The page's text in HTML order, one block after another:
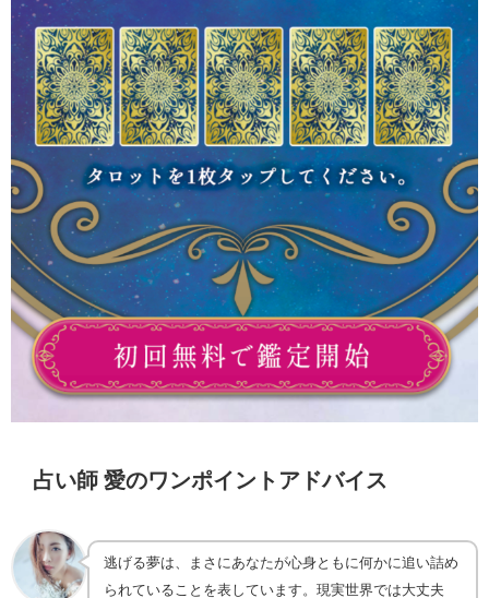
占い師 愛のワンポイントアドバイス
逃げる夢は、まさにあなたが心身ともに何かに追い詰め
られていることを表しています。現実世界では大丈夫